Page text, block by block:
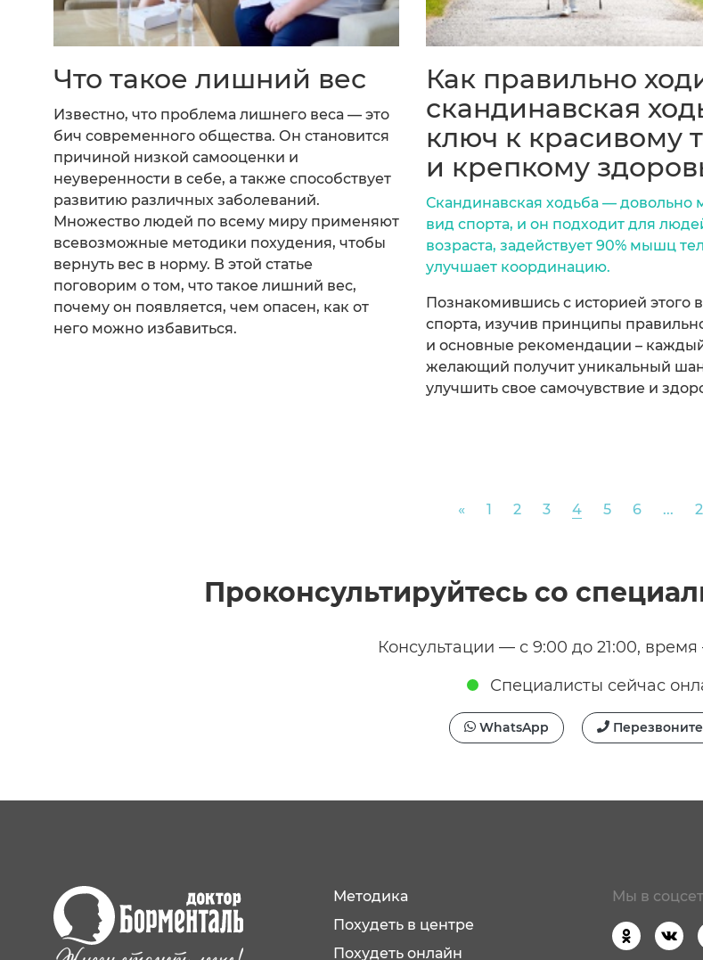
Что такое лишний вес
Известно, что проблема лишнего веса — это
бич современного общества. Он становится
причиной низкой самооценки и
неуверенности в себе, а также способствует
развитию различных заболеваний.
Множество людей по всему миру применяют
всевозможные методики похудения, чтобы
вернуть вес в норму. В этой статье
поговорим о том, что такое лишний вес,
почему он появляется, чем опасен, как от
него можно избавиться.
Как правильно
скандинавская
ключ к красивому
и крепкому
Скандинавская ходьба — довольно
вид спорта, и он подходит для
возраста, задействует 90% мышц
улучшает координацию.
Познакомившись с историей этого
спорта, изучив принципы
и основные рекомендации –
желающий получит уникальный
улучшить свое самочувствие и
«Previous
1 2 3 4 5 6 ...
Проконсультируйтесь со
Консультации — с 9:00 до 21:00,
Специалисты сейчас
WhatsApp
Методика
Похудеть в центре
Похудеть онлайн
Мы в